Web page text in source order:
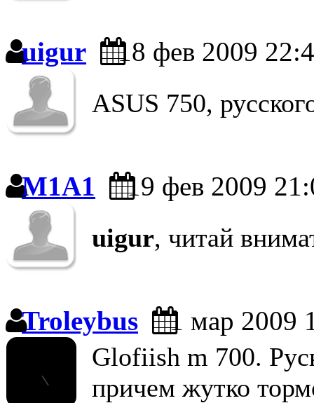
uigur 18 фев 2009
ASUS 750,
M1A1 19 фев 2009
uigur, читай
Troleybus 1 мар 2009
Glofiish m 700.
причем жутко